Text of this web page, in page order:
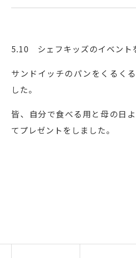
5.10 シェフキッズのイベント
サンドイッチのパンをくるく
した。
皆、自分で食べる用と母の日
てプレゼントをしました。